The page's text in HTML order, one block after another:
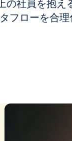
の社員を抱え
フローを合理